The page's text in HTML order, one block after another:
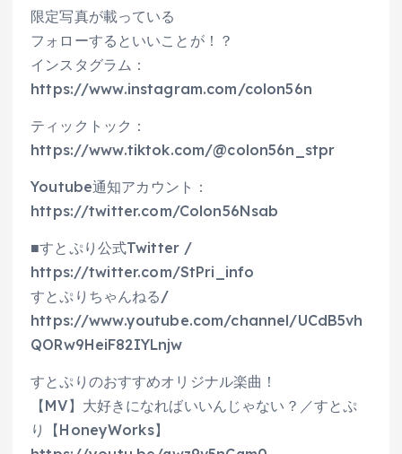
限定写真が載っている
フォローするといいことが！？
インスタグラム：
https://www.instagram.com/colon56n
ティックトック：
https://www.tiktok.com/@colon56n_stpr
Youtube通知アカウント：
https://twitter.com/Colon56Nsab
■すとぷり公式Twitter /
https://twitter.com/StPri_info
すとぷりちゃんねる/
https://www.youtube.com/channel/UCdB5vh
QORw9HeiF82IYLnjw
すとぷりのおすすめオリジナル楽曲！
【MV】大好きになればいいんじゃない？／すとぷ
り【HoneyWorks】